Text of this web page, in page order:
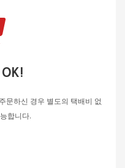
문하신 경우 별도의 택배비 없
합니다.